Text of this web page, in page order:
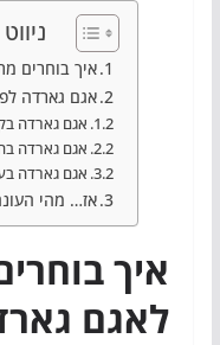
איך בוחרים
אגם גארדה
אגם גארדה
אגם גארדה
אגם גארדה
אז… מהי
איך
לאגם